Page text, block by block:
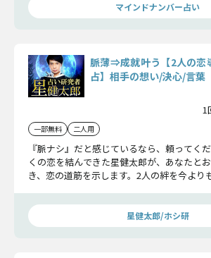
マインドナンバー占い
脈薄⇒成就叶う【2人の恋
占】相手の想い/決心/言葉
1
一部無料 二人用
『脈ナシ』だと感じているなら、頼ってく
くの恋を結んできた星健太郎が、あなたと
き、恋の道筋を示します。2人の絆を今より
星健太郎/ホシ研